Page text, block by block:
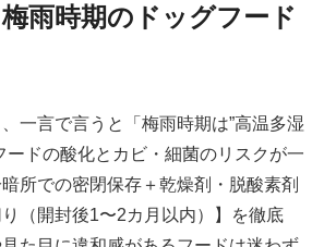
雨時期のドッグフード
一言で言うと「梅雨時期は”高温多湿
ードの酸化とカビ・細菌のリスクが一
所での密閉保存＋乾燥剤・脱酸素剤
（開封後1〜2カ月以内）】を徹底